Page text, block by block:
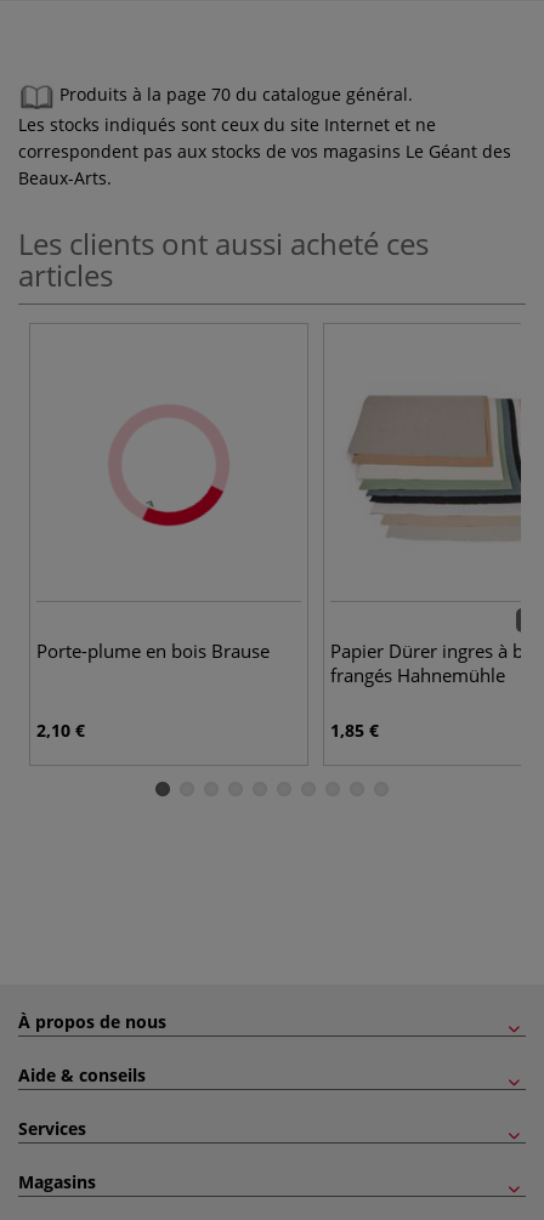
Produits à la page 70 du catalogue général.
Les stocks indiqués sont ceux du site Internet et ne
correspondent pas aux stocks de vos magasins Le Géant des
Beaux-Arts.
Les clients ont aussi acheté ces
articles
Porte-plume en bois Brause
2,10 €
Papier Dürer ingres à
frangés Hahnemühle
1,85 €
À propos de nous
Aide & conseils
Services
Magasins